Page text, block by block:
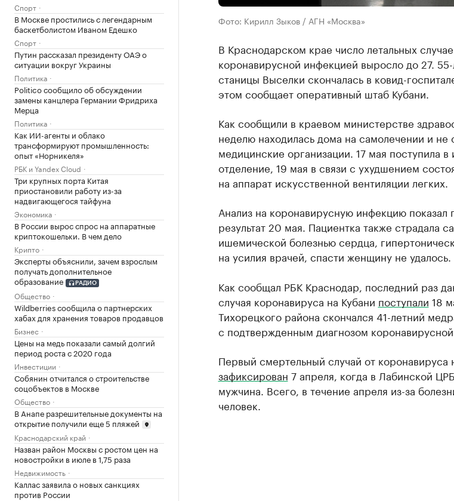
Спорт
В Москве простились с легендарным
баскетболистом Иваном Едешко
Спорт
Путин рассказал президенту ОАЭ о
ситуации вокруг Украины
Политика
Politico сообщило об обсуждении
замены канцлера Германии Фридриха
Мерца
Политика
Как ИИ-агенты и облако
трансформируют промышленность:
опыт «Норникеля»
РБК и Yandex Cloud
Три крупных порта Китая
приостановили работу из-за
надвигающегося тайфуна
Экономика
В России вырос спрос на аппаратные
криптокошельки. В чем дело
Крипто
Эксперты объяснили, зачем взрослым
получать дополнительное
образование
РАДИО
Общество
Wildberries сообщила о партнерских
хабах для хранения товаров продавцов
Бизнес
Цены на медь показали самый долгий
период роста с 2020 года
Инвестиции
Собянин отчитался о строительстве
соцобъектов в Москве
Общество
В Анапе разрешительные документы на
открытие получили еще 5 пляжей
Краснодарский край
Назван район Москвы с ростом цен на
новостройки в июле в 1,75 раза
Недвижимость
Каллас заявила о новых санкциях
против России
Фото: Кирилл Зыков / АГН «Москва»
В Краснодарском крае число летальных
коронавирусной инфекцией выросло до 27.
станицы Выселки скончалась в ковид-
этом сообщает оперативный штаб Кубани.
Как сообщили в краевом министерстве
неделю находилась дома на самолечении и не
медицинские организации. 17 мая поступила
отделение, 19 мая в связи с ухудшением
на аппарат искусственной вентиляции легких.
Анализ на коронавирусную инфекцию показал
результат 20 мая. Пациентка также страдала
ишемической болезнью сердца,
на усилия врачей, спасти женщину не удалось.
Как сообщал РБК Краснодар, последний раз
случая коронавируса на Кубани поступали 18
Тихорецкого района скончался 41-летний
с подтвержденным диагнозом
Первый смертельный случай от коронавируса
зафиксирован 7 апреля, когда в Лабинской
мужчина. Всего, в течение апреля из-за
человек.